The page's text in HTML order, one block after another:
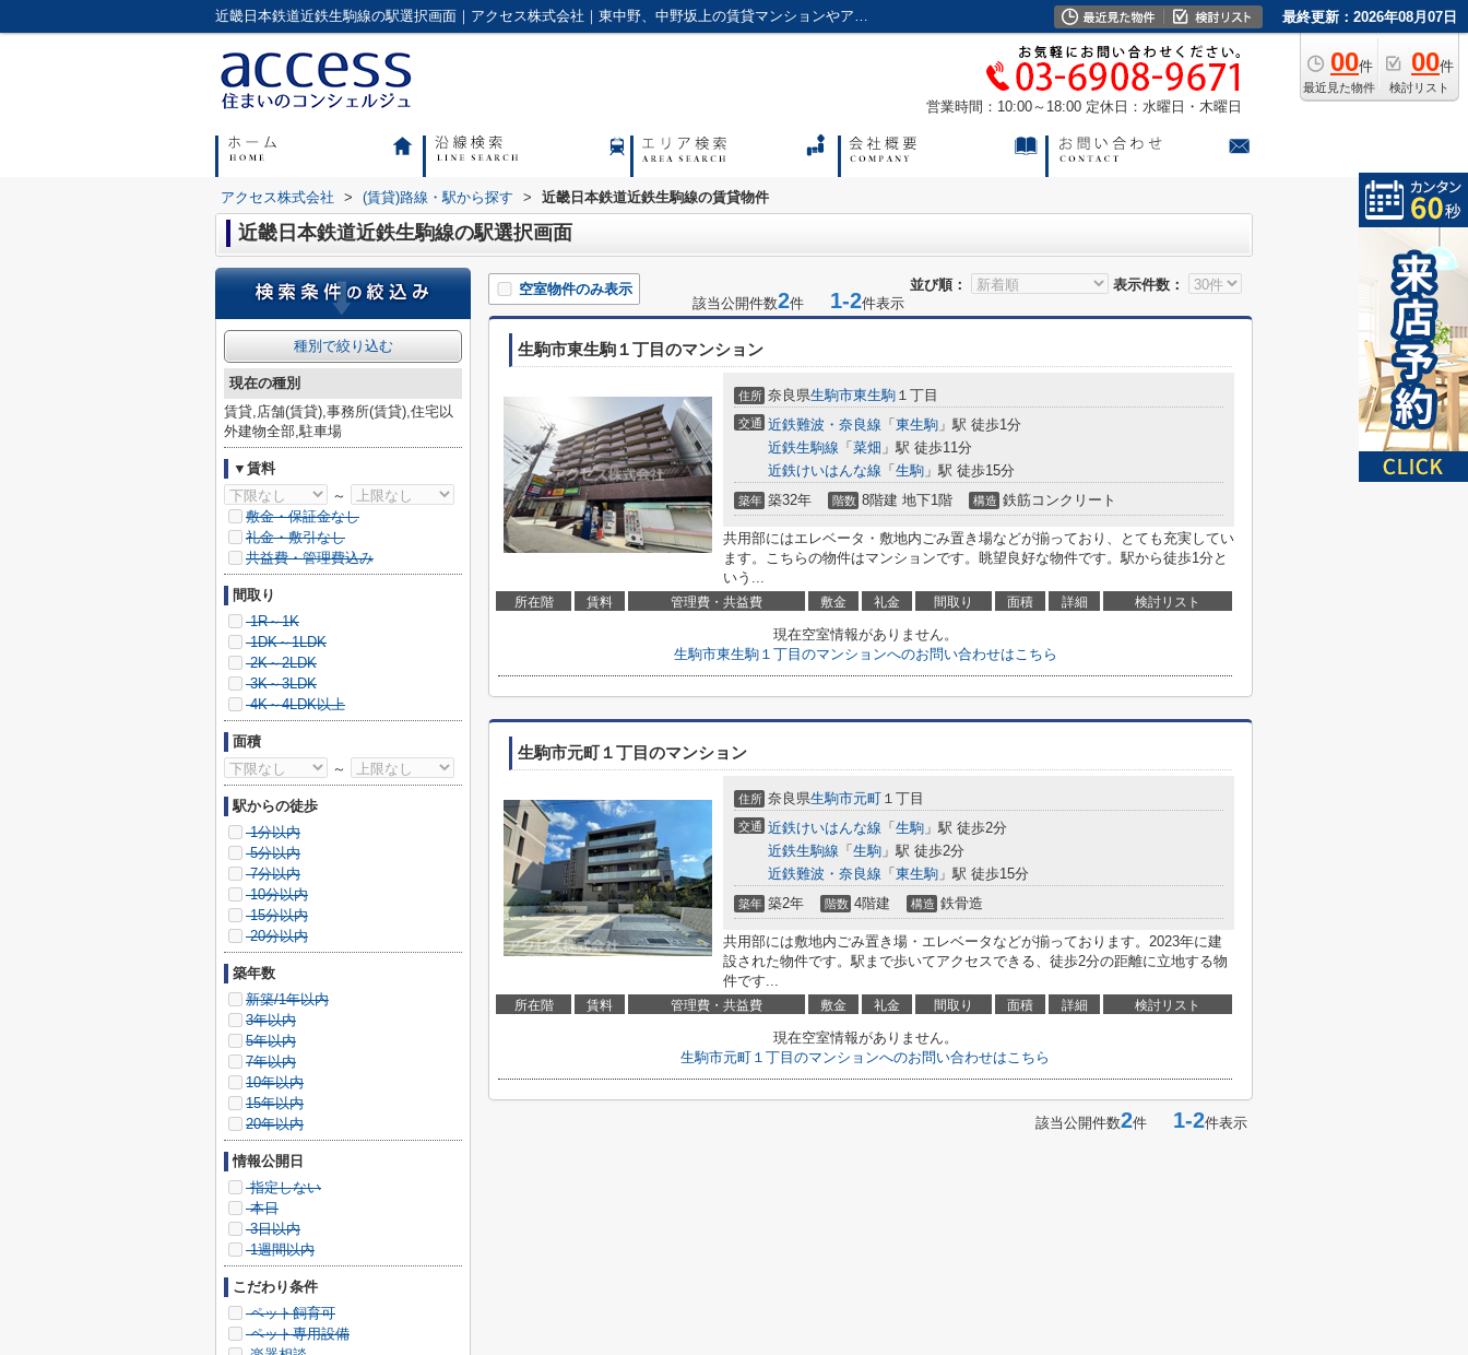
近畿日本鉄道近鉄生駒線の駅選択画面｜アクセス株式会社｜東中野、中野坂上の賃貸マンションやアパートに強い不動産会社 最終更新：2026年08月07日
00件
最近見た物件
00件
検討リスト
営業時間：10:00～18:00 定休日：水曜日・木曜日
アクセス株式会社 > (賃貸)路線・駅から探す > 近畿日本鉄道近鉄生駒線の賃貸物件
近畿日本鉄道近鉄生駒線の駅選択画面
並び順： 表示件数：
空室物件のみ表示
該当公開件数2件 1-2件表示
生駒市東生駒１丁目のマンション
住所 奈良県生駒市東生駒 １丁目
交通 近鉄難波・奈良線 「 東生駒 」駅 徒歩1分
近鉄生駒線 「 菜畑 」駅 徒歩11分
近鉄けいはんな線 「 生駒 」駅 徒歩15分
築年 築32年 階数 8階建 地下1階 構造 鉄筋コンクリート
共用部にはエレベータ・敷地内ごみ置き場などが揃っており、とても充実してい
ます。こちらの物件はマンションです。眺望良好な物件です。駅から徒歩1分と
いう...
所在階 賃料 管理費・共益費 敷金 礼金 間取り 面積 詳細 検討リスト
現在空室情報がありません。
生駒市東生駒１丁目のマンションへのお問い合わせはこちら
生駒市元町１丁目のマンション
住所 奈良県生駒市元町 １丁目
交通 近鉄けいはんな線 「 生駒 」駅 徒歩2分
近鉄生駒線 「 生駒 」駅 徒歩2分
近鉄難波・奈良線 「 東生駒 」駅 徒歩15分
築年 築2年 階数 4階建 構造 鉄骨造
共用部には敷地内ごみ置き場・エレベータなどが揃っております。2023年に建
設された物件です。駅まで歩いてアクセスできる、徒歩2分の距離に立地する物
件です...
所在階 賃料 管理費・共益費 敷金 礼金 間取り 面積 詳細 検討リスト
現在空室情報がありません。
生駒市元町１丁目のマンションへのお問い合わせはこちら
該当公開件数2件 1-2件表示
種別で絞り込む
現在の種別
賃貸,店舗(賃貸),事務所(賃貸),住宅以
外建物全部,駐車場
▼賃料
～
敷金・保証金なし
礼金・敷引なし
共益費・管理費込み
間取り
1R～1K
1DK～1LDK
2K～2LDK
3K～3LDK
4K～4LDK以上
面積
～
駅からの徒歩
1分以内
5分以内
7分以内
10分以内
15分以内
20分以内
築年数
新築/1年以内
3年以内
5年以内
7年以内
10年以内
15年以内
20年以内
情報公開日
指定しない
本日
3日以内
1週間以内
こだわり条件
ペット飼育可
ペット専用設備